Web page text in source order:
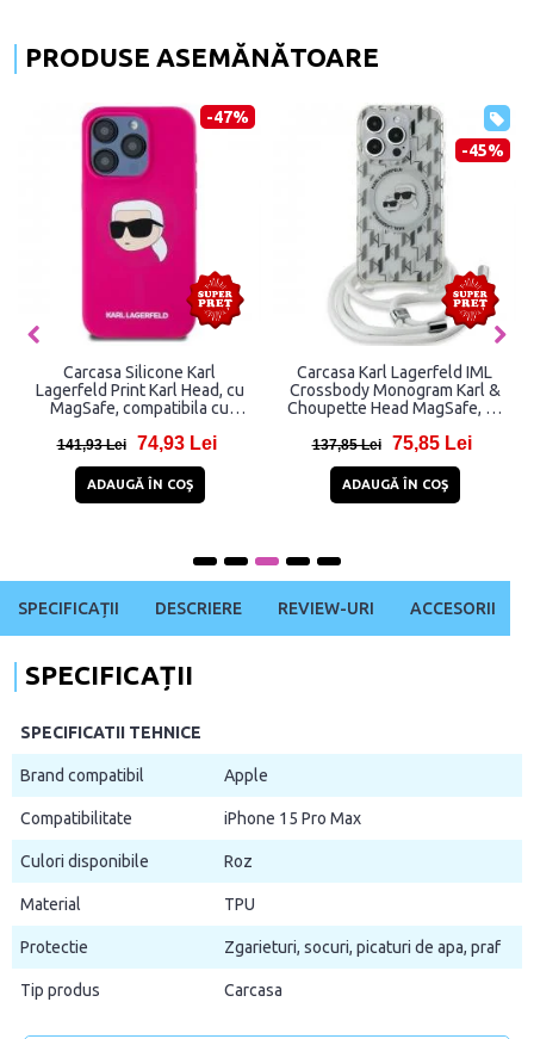
PRODUSE ASEMĂNĂTOARE
-47%
Carcasa Silicone Karl
Lagerfeld Print Karl Head, cu
MagSafe, compatibila cu
141,93 Lei 74,93 Lei
ADAUGĂ ÎN COŞ
-45%
Carcasa Karl Lagerfeld IML
Crossbody Monogram Karl &
Choupette Head MagSafe, cu
15 Pro Max, Transparent
137,85 Lei 75,85 Lei
ADAUGĂ ÎN COŞ
SPECIFICAȚII DESCRIERE REVIEW-URI ACCESORII
SPECIFICAȚII
SPECIFICATII TEHNICE
Brand compatibil Apple
Compatibilitate iPhone 15 Pro Max
Culori disponibile Roz
Material TPU
Protectie Zgarieturi, socuri, picaturi de apa, praf
Tip produs Carcasa